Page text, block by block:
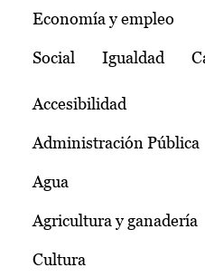
Temas
Economía y empleo
Social Igualdad
Accesibilidad
Administración Pública
Agua
Agricultura y ganadería
Cultura